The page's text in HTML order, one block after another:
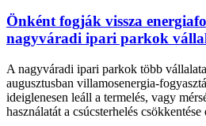
Önként fogják vissza
nagyváradi ipari parkok
A nagyváradi ipari parkok több
augusztusban villamosenergia-
ideiglenesen leáll a termelés, vagy
használatát a csúcsterhelés csökkentése